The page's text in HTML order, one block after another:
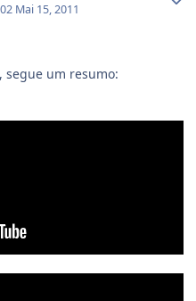
Mai 15, 2011
segue um resumo: